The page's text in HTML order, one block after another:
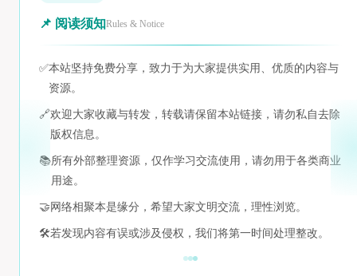
📌 阅读须知Rules & Notice
✅本站坚持免费分享，致力于为大家提供实用、优质的内容与
资源。
🔗欢迎大家收藏与转发，转载请保留本站链接，请勿私自去除
版权信息。
📚所有外部整理资源，仅作学习交流使用，请勿用于各类商业
用途。
🤝 网络相聚本是缘分，希望大家文明交流，理性浏览。
🛠️若发现内容有误或涉及侵权，我们将第一时间处理整改。